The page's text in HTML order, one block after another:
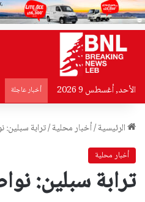
الأحد, أغسطس 9 2026 أخبار عاجلة
الرئيسية/أخبار محلية/ترابة سبلين:
أخبار محلية
ترابة سبلين: